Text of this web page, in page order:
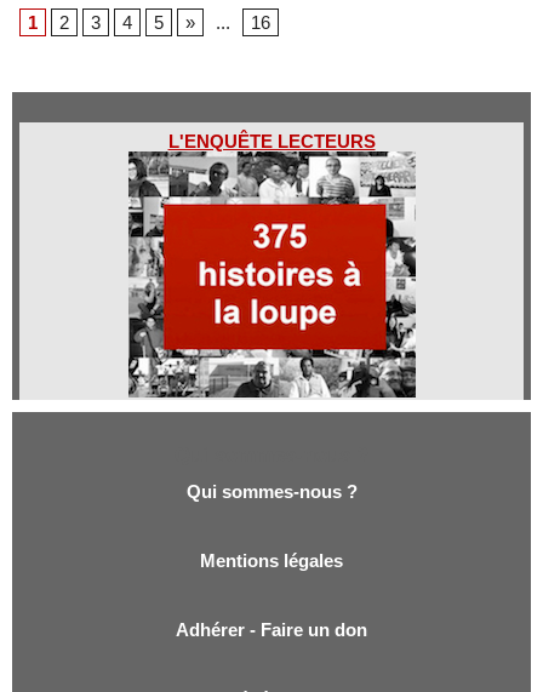
1
2 3 4 5 » ... 16
L'ENQUÊTE LECTEURS
Qui sommes-nous ?
Mentions légales
Adhérer - Faire un don